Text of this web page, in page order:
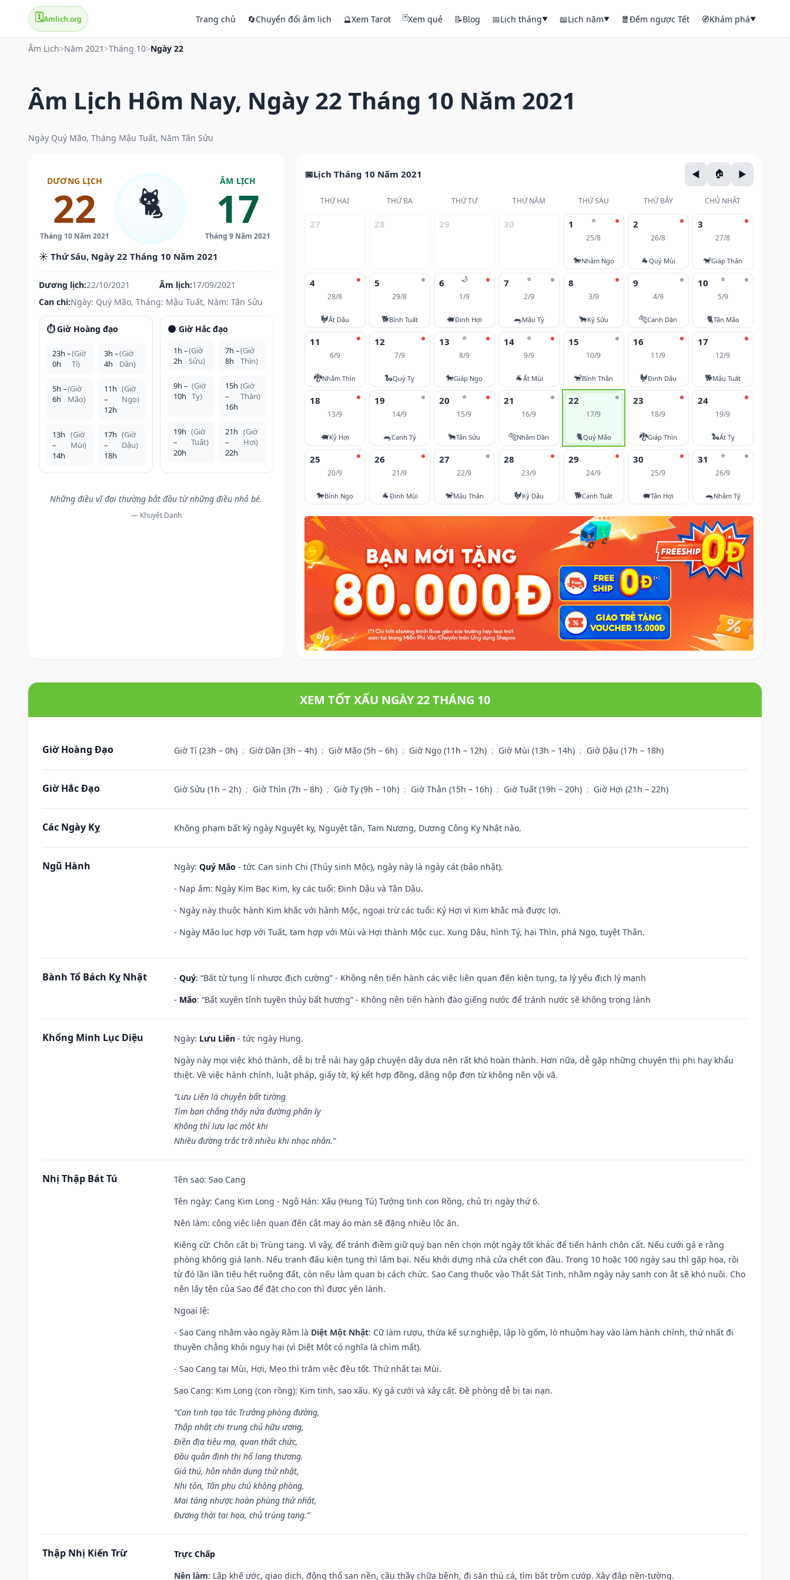
🗓️Amlich.org Trang chủ 🔄Chuyển đổi âm lịch 🔮Xem Tarot 🃏Xem quẻ 📝Blog 📅Lịch tháng▼ 📖Lịch năm▼ 🧧Đếm ngược Tết 🧭Khám phá▼
Âm Lịch>Năm 2021 >Tháng 10>Ngày 22
Âm Lịch Hôm Nay, Ngày 22 Tháng 10 Năm 2021
Ngày Quý Mão, Tháng Mậu Tuất, Năm Tân Sửu
DƯƠNG LỊCH
22
Tháng 10 Năm 2021
🐈 ÂM LỊCH
17
Tháng 9 Năm 2021
☀️ Thứ Sáu, Ngày 22 Tháng 10 Năm 2021
Dương lịch:22/10/2021 Âm lịch:17/09/2021
Can chi:Ngày: Quý Mão, Tháng: Mậu Tuất, Năm: Tân Sửu
⏱️ Giờ Hoàng đạo
23h –
0h
(Giờ
Tí)
3h –
4h
(Giờ
Dần)
5h –
6h
(Giờ
Mão)
11h
–
12h
(Giờ
Ngọ)
13h
–
14h
(Giờ
Mùi)
17h
–
18h
(Giờ
Dậu)
🌑 Giờ Hắc đạo
1h –
2h
(Giờ
Sửu)
7h –
8h
(Giờ
Thìn)
9h –
10h
(Giờ
Tỵ)
15h
–
16h
(Giờ
Thân)
19h
–
20h
(Giờ
Tuất)
21h
–
22h
(Giờ
Hợi)
Những điều vĩ đại thường bắt đầu từ những điều nhỏ bé.
— Khuyết Danh
Lịch Tháng 10 Năm 2021
THỨ HAI THỨ BA THỨ TƯ THỨ NĂM THỨ SÁU THỨ BẢY CHỦ NHẬT
27 28 29 30 ⭐
1
25/8
🐎Nhâm Ngọ
2
26/8
🐐Quý Mùi
3
27/8
🐒Giáp Thân
4
28/8
🐓Ất Dậu
5
29/8
🐕Bính Tuất
🌙
6
1/9
🐖Đinh Hợi
⭐
7
2/9
🐀Mậu Tý
8
3/9
🐂Kỷ Sửu
9
4/9
🐅Canh Dần
⭐
10
5/9
🐈Tân Mão
11
6/9
🐉Nhâm Thìn
12
7/9
🐍Quý Tỵ
⭐
13
8/9
🐎Giáp Ngọ
⭐
14
9/9
🐐Ất Mùi
15
10/9
🐒Bính Thân
16
11/9
🐓Đinh Dậu
17
12/9
🐕Mậu Tuất
18
13/9
🐖Kỷ Hợi
19
14/9
🐀Canh Tý
⭐
20
15/9
🐂Tân Sửu
21
16/9
🐅Nhâm Dần
22
17/9
🐈Quý Mão
23
18/9
🐉Giáp Thìn
24
19/9
🐍Ất Tỵ
25
20/9
🐎Bính Ngọ
26
21/9
🐐Đinh Mùi
27
22/9
🐒Mậu Thân
28
23/9
🐓Kỷ Dậu
29
24/9
🐕Canh Tuất
30
25/9
🐖Tân Hợi
⭐
31
26/9
🐀Nhâm Tý
XEM TỐT XẤU NGÀY 22 THÁNG 10
Giờ Hoàng Đạo Giờ Tí (23h – 0h) ; Giờ Dần (3h – 4h) ; Giờ Mão (5h – 6h) ; Giờ Ngọ (11h – 12h) ; Giờ Mùi (13h – 14h) ; Giờ Dậu (17h – 18h)
Giờ Hắc Đạo Giờ Sửu (1h – 2h) ; Giờ Thìn (7h – 8h) ; Giờ Tỵ (9h – 10h) ; Giờ Thân (15h – 16h) ; Giờ Tuất (19h – 20h) ; Giờ Hợi (21h – 22h)
Các Ngày Kỵ Không phạm bất kỳ ngày Nguyệt kỵ, Nguyệt tận, Tam Nương, Dương Công Kỵ Nhật nào.
Ngũ Hành Ngày: Quý Mão - tức Can sinh Chi (Thủy sinh Mộc), ngày này là ngày cát (bảo nhật).
- Nạp âm: Ngày Kim Bạc Kim, kỵ các tuổi: Đinh Dậu và Tân Dậu.
- Ngày này thuộc hành Kim khắc với hành Mộc, ngoại trừ các tuổi: Kỷ Hợi vì Kim khắc mà được lợi.
- Ngày Mão lục hợp với Tuất, tam hợp với Mùi và Hợi thành Mộc cục. Xung Dậu, hình Tý, hại Thìn, phá Ngọ, tuyệt Thân.
Bành Tổ Bách Kỵ Nhật - Quý: “Bất từ tụng lí nhược địch cường” - Không nên tiến hành các việc liên quan đến kiện tụng, ta lý yếu địch lý mạnh
- Mão: “Bất xuyên tỉnh tuyền thủy bất hương” - Không nên tiến hành đào giếng nước để tránh nước sẽ không trong lành
Khổng Minh Lục Diệu Ngày: Lưu Liên - tức ngày Hung.
Ngày này mọi việc khó thành, dễ bị trễ nải hay gặp chuyện dây dưa nên rất khó hoàn thành. Hơn nữa, dễ gặp những chuyện thị phi hay khẩu
thiệt. Về việc hành chính, luật pháp, giấy tờ, ký kết hợp đồng, dâng nộp đơn từ không nên vội vã.
“Lưu Liên là chuyện bất tường
Tìm bạn chẳng thấy nửa đường phân ly
Không thì lưu lạc một khi
Nhiều đường trắc trở nhiều khi nhọc nhằn.”
Nhị Thập Bát Tú Tên sao: Sao Cang
Tên ngày: Cang Kim Long - Ngô Hán: Xấu (Hung Tú) Tướng tinh con Rồng, chủ trị ngày thứ 6.
Nên làm: công việc liên quan đến cắt may áo màn sẽ đặng nhiều lộc ăn.
Kiêng cữ: Chôn cất bị Trùng tang. Vì vậy, để tránh điềm giữ quý bạn nên chọn một ngày tốt khác để tiến hành chôn cất. Nếu cưới gả e rằng
phòng không giá lạnh. Nếu tranh đấu kiện tụng thì lâm bại. Nếu khởi dựng nhà cửa chết con đầu. Trong 10 hoặc 100 ngày sau thì gặp họa, rồi
từ đó lần lần tiêu hết ruộng đất, còn nếu làm quan bị cách chức. Sao Cang thuộc vào Thất Sát Tinh, nhằm ngày này sanh con ắt sẽ khó nuôi. Cho
nên lấy tên của Sao để đặt cho con thì được yên lành.
Ngoại lệ:
- Sao Cang nhằm vào ngày Rằm là Diệt Một Nhật: Cữ làm rượu, thừa kế sự nghiệp, lập lò gốm, lò nhuộm hay vào làm hành chính, thứ nhất đi
thuyền chẳng khỏi nguy hại (vì Diệt Một có nghĩa là chìm mất).
- Sao Cang tại Mùi, Hợi, Mẹo thì trăm việc đều tốt. Thứ nhất tại Mùi.
Sao Cang: Kim Long (con rồng): Kim tinh, sao xấu. Kỵ gả cưới và xây cất. Đề phòng dễ bị tai nạn.
“Can tinh tạo tác Trưởng phòng đường,
Thập nhật chi trung chủ hữu ương,
Điền địa tiêu ma, quan thất chức,
Đầu quân định thị hổ lang thương.
Giá thú, hôn nhân dụng thử nhật,
Nhi tôn, Tân phụ chủ không phòng,
Mai táng nhược hoàn phùng thử nhật,
Đương thời tai họa, chủ trùng tang.”
Thập Nhị Kiến Trừ
Trực Chấp
Nên làm: Lập khế ước, giao dịch, động thổ san nền, cầu thầy chữa bệnh, đi săn thú cá, tìm bắt trộm cướp. Xây đắp nền-tường.